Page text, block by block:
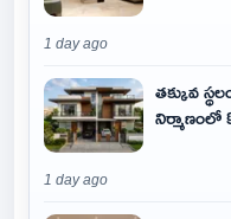
1 day ago
తక్కువ
నిర్మాణంలో
1 day ago